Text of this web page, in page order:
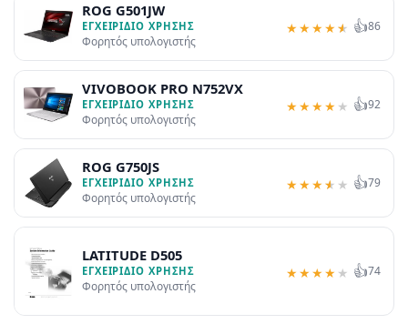
ROG G501JW
ΕΓΧΕΙΡΊΔΙΟ ΧΡΉΣΗΣ
Φορητός υπολογιστής
★★★★★ 👍86
VIVOBOOK PRO N752VX
ΕΓΧΕΙΡΊΔΙΟ ΧΡΉΣΗΣ
Φορητός υπολογιστής
★★★★ ★ 👍92
ROG G750JS
ΕΓΧΕΙΡΊΔΙΟ ΧΡΉΣΗΣ
Φορητός υπολογιστής
★★★★ ★ 👍79
LATITUDE D505
ΕΓΧΕΙΡΊΔΙΟ ΧΡΉΣΗΣ
Φορητός υπολογιστής
★★★★ ★ 👍74